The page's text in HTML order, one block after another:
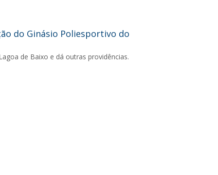
do Ginásio Poliesportivo do
de Baixo e dá outras providências.